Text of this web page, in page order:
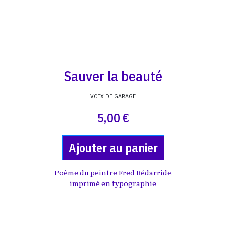
Sauver la beauté
VOIX DE GARAGE
5,00 €
Ajouter au panier
Poème du peintre Fred Bédarride
imprimé en typographie